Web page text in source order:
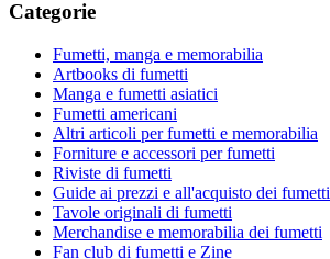
Categorie
Fumetti, manga e memorabilia
Artbooks di fumetti
Manga e fumetti asiatici
Fumetti americani
Altri articoli per fumetti e memorabilia
Forniture e accessori per fumetti
Riviste di fumetti
Guide ai prezzi e all'acquisto dei fumetti
Tavole originali di fumetti
Merchandise e memorabilia dei fumetti
Fan club di fumetti e Zine